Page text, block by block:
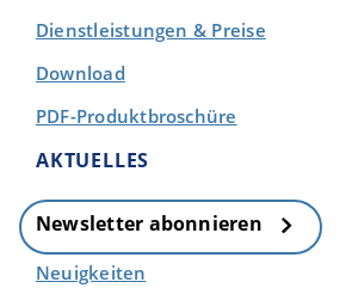
Dienstleistungen & Preise
Download
PDF-Produktbroschüre
AKTUELLES
Newsletter abonnieren
Neuigkeiten